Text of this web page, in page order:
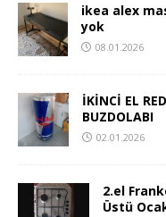
ikea alex
yok
08.01.2026
İKİNCİ EL
BUZDOLABI
02.01.2026
2.el
Üstü